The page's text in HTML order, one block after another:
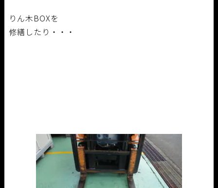
りん木BOXを
修繕したり・・・